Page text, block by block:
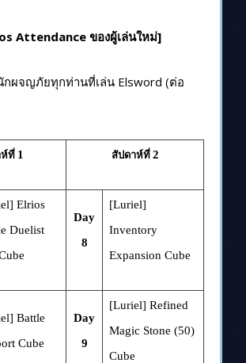
Attendance ของผู้เล่นใหม่]
กผจญภัยทุกท่านที่เล่น Elsword (ต่อ
ห์ที่ 1 สัปดาห์ที่ 2
Elrios
Duelist
Day
8
[Luriel]
Inventory
Expansion Cube
Battle
Cube
Day
9
[Luriel] Refined
Magic Stone (50)
Cube